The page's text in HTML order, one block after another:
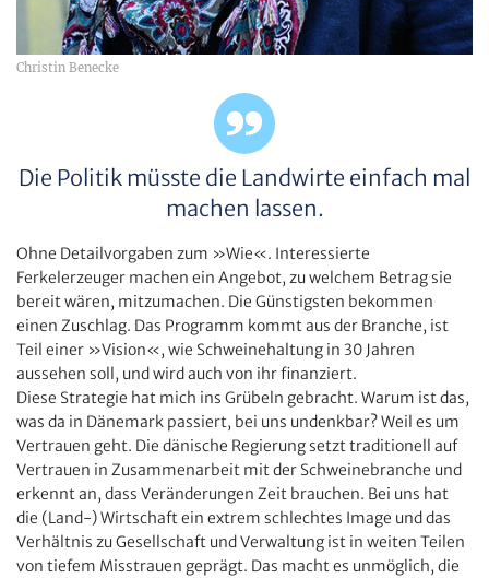
Christin Benecke
Die Politik müsste die Landwirte einfach mal
machen lassen.
Ohne Detailvorgaben zum »Wie«. Interessierte
Ferkelerzeuger machen ein Angebot, zu welchem Betrag sie
bereit wären, mitzumachen. Die Günstigsten bekommen
einen Zuschlag. Das Programm kommt aus der Branche, ist
Teil einer »Vision«, wie Schweinehaltung in 30 Jahren
aussehen soll, und wird auch von ihr finanziert.
Diese Strategie hat mich ins Grübeln gebracht. Warum ist das,
was da in Dänemark passiert, bei uns undenkbar? Weil es um
Vertrauen geht. Die dänische Regierung setzt traditionell auf
Vertrauen in Zusammenarbeit mit der Schweinebranche und
erkennt an, dass Veränderungen Zeit brauchen. Bei uns hat
die (Land-) Wirtschaft ein extrem schlechtes Image und das
Verhältnis zu Gesellschaft und Verwaltung ist in weiten Teilen
von tiefem Misstrauen geprägt. Das macht es unmöglich, die